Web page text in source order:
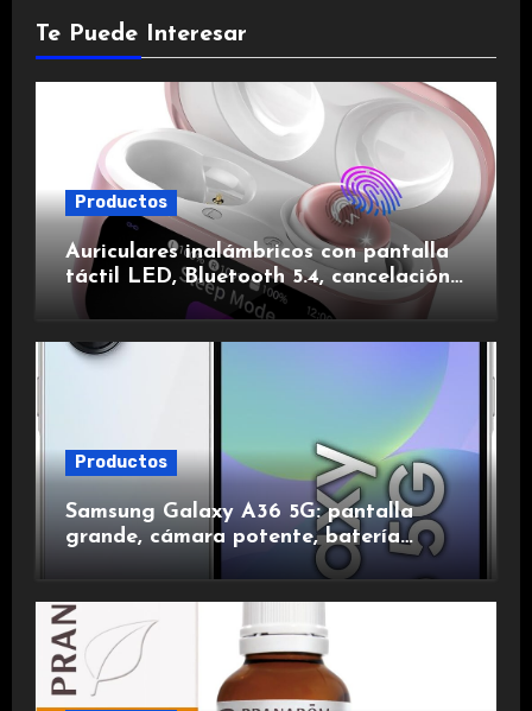
Te Puede Interesar
Productos
Auriculares inalámbricos con pantalla
táctil LED, Bluetooth 5.4, cancelación
de ruido, impermeables y de larga
duración.
Productos
Samsung Galaxy A36 5G: pantalla
grande, cámara potente, batería
duradera y carga rápida para una